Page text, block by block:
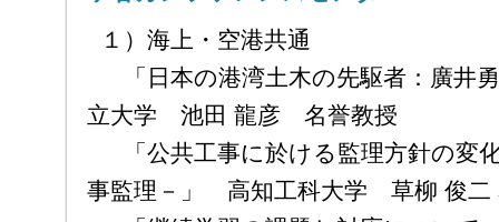
１）海上・空港共通
「日本の港湾土木の先駆者：廣井
立大学 池田 龍彦 名誉教授
「公共工事に於ける監理方針の変
事監理－」 高知工科大学 草柳 俊二